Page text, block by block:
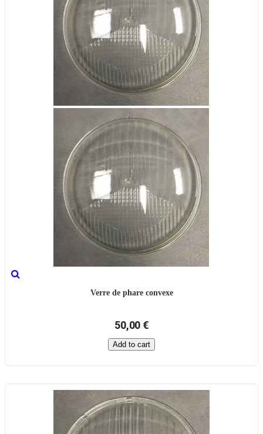
Verre de phare convexe
50,00 €
Add to cart